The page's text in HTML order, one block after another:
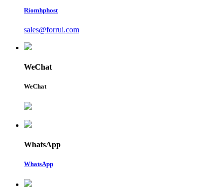
Ríomhphost
sales@forrui.com
WeChat
WeChat
WhatsApp
WhatsApp